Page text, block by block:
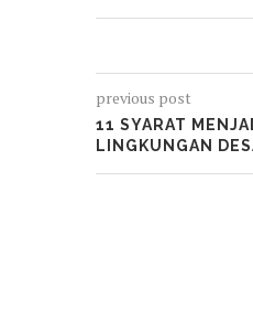
previous post
11 SYARAT
LINGKUNGAN